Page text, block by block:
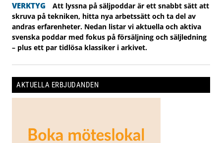
VERKTYG
Att lyssna på säljpoddar är ett snabbt sätt att
skruva på tekniken, hitta nya arbetssätt och ta del av
andras erfarenheter. Nedan listar vi aktuella och aktiva
svenska poddar med fokus på försäljning och säljledning
– plus ett par tidlösa klassiker i arkivet.
AKTUELLA ERBJUDANDEN